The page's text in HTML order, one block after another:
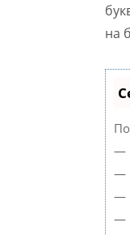
на
—
—
—
—